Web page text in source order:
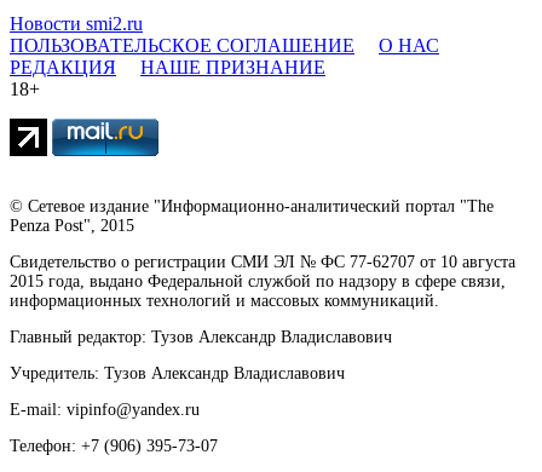
Новости smi2.ru
ПОЛЬЗОВАТЕЛЬСКОЕ СОГЛАШЕНИЕ
О НАС
РЕДАКЦИЯ
НАШЕ ПРИЗНАНИЕ
18+
© Сетевое издание "Информационно-аналитический портал "The
Penza Post", 2015
Свидетельство о регистрации СМИ ЭЛ № ФС 77-62707 от 10 августа
2015 года, выдано Федеральной службой по надзору в сфере связи,
информационных технологий и массовых коммуникаций.
Главный редактор: Тузов Александр Владиславович
Учредитель: Тузов Александр Владиславович
E-mail: vipinfo@yandex.ru
Телефон: +7 (906) 395-73-07